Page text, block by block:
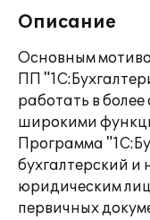
Описание
Основным
ПП
работать в
широкими
Программа
бухгалтерский и
юридическим
первичных